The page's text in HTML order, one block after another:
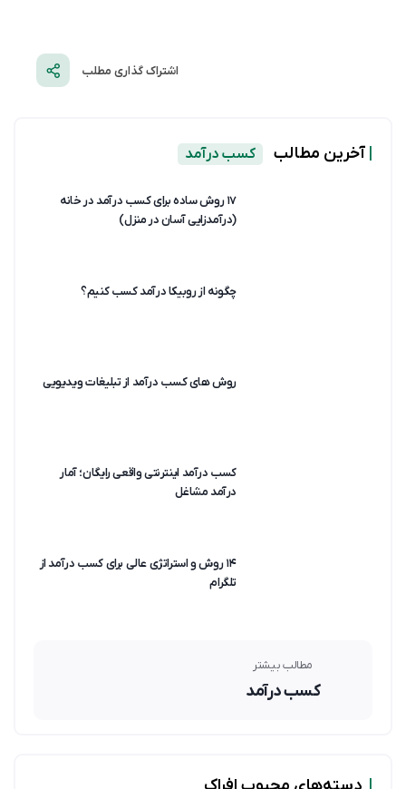
اشتراک گذاری مطلب
آخرین مطالب کسب درآمد
۱۷ روش ساده برای کسب درآمد در خانه
(درآمدزایی آسان در منزل)
چگونه از روبیکا درآمد کسب کنیم؟
روش های کسب درآمد از تبلیغات ویدیویی
کسب درآمد اینترنتی واقعی رایگان؛ آمار
درآمد مشاغل
۱۴ روش و استراتژی عالی برای کسب درآمد از
تلگرام
مطالب بیشتر
کسب درآمد